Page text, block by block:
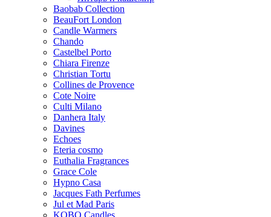
Baobab Collection
BeauFort London
Candle Warmers
Chando
Castelbel Porto
Chiara Firenze
Christian Tortu
Collines de Provence
Cote Noire
Culti Milano
Danhera Italy
Davines
Echoes
Eteria cosmo
Euthalia Fragrances
Grace Cole
Hypno Casa
Jacques Fath Perfumes
Jul et Mad Paris
KOBO Candles